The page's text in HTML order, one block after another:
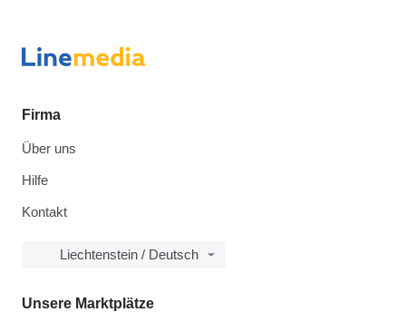
Firma
Über uns
Hilfe
Kontakt
Liechtenstein / Deutsch
Unsere Marktplätze